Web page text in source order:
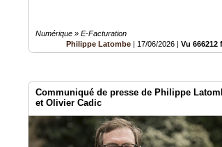
Numérique » E-Facturation
Philippe Latombe | 17/06/2026 |Vu 666212
Communiqué de presse de Philippe
et Olivier Cadic